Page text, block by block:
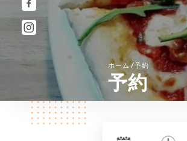
ホーム/予約
予約